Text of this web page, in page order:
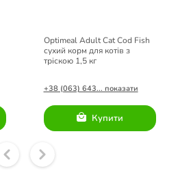
Optimeal Adult Cat Cod Fish
сухий корм для котів з
тріскою 1,5 кг
+38 (063) 643... показати
Купити